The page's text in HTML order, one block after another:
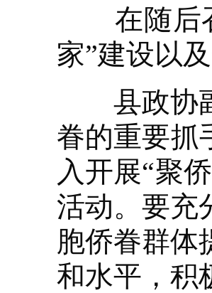
在随后召
家”建设以
县政协副
眷的重要抓
入开展“聚
活动。要充
胞侨眷群体
和水平，积